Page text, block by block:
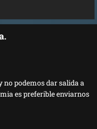
no podemos dar salida a
es preferible enviarnos